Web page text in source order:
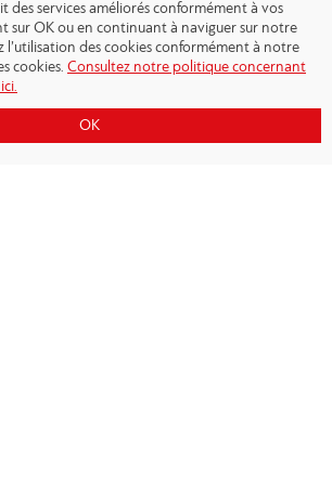
des services améliorés conformément à vos
sur OK ou en continuant à naviguer sur notre
l’utilisation des cookies conformément à notre
cookies. Consultez notre politique concernant
OK